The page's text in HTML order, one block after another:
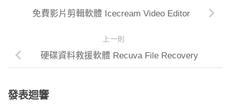
免費影片剪輯軟體 Icecream Video Editor
上一則
硬碟資料救援軟體 Recuva File Recovery
發表迴響